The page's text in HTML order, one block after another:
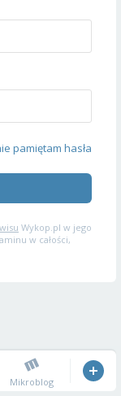
pamiętam hasła
Wykop.pl w jego
w całości,
Mikroblog